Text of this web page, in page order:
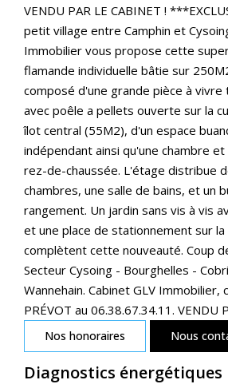
VENDU PAR LE CABINET !
petit village entre Camphin et
Immobilier vous propose cette
flamande individuelle bâtie sur
composé d'une grande pièce à vivre
avec poêle a pellets ouverte sur la
îlot central (55M2), d'un espace
indépendant ainsi qu'une chambre
rez-de-chaussée. L'étage distribue
chambres, une salle de bains, et un
rangement. Un jardin sans vis à vis
et une place de stationnement sur la
complètent cette nouveauté. Coup
Secteur Cysoing - Bourghelles -
Wannehain. Cabinet GLV Immobilier,
PRÉVOT au 06.38.67.34.11. VENDU
Nos honoraires Nous
Diagnostics énergétiques